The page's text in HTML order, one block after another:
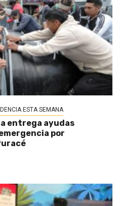
ESTA SEMANA
entrega ayudas
por